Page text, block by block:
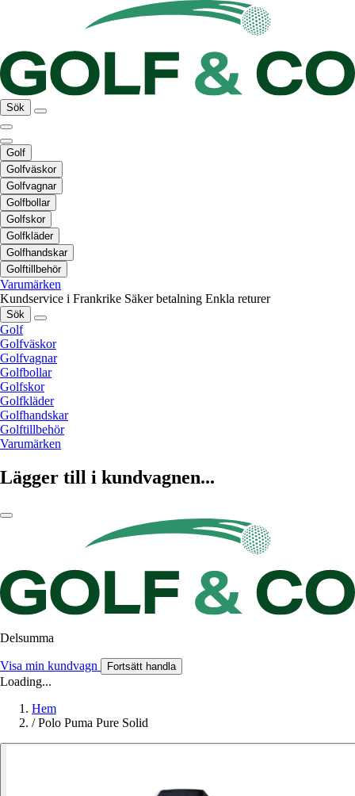
Sök
Golf
Golfväskor
Golfvagnar
Golfbollar
Golfskor
Golfkläder
Golfhandskar
Golftillbehör
Varumärken
Kundservice i Frankrike Säker betalning Enkla returer
Sök
Golf
Golfväskor
Golfvagnar
Golfbollar
Golfskor
Golfkläder
Golfhandskar
Golftillbehör
Varumärken
Lägger till i kundvagnen...
Delsumma
Visa min kundvagn Fortsätt handla
Loading...
Hem
/ Polo Puma Pure Solid